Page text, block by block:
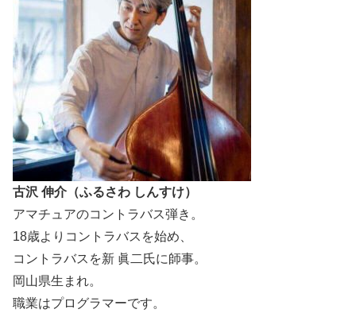
古沢 伸介（ふるさわ しんすけ）
アマチュアのコントラバス弾き。
18歳よりコントラバスを始め、
コントラバスを新 眞二氏に師事。
岡山県生まれ。
職業はプログラマーです。